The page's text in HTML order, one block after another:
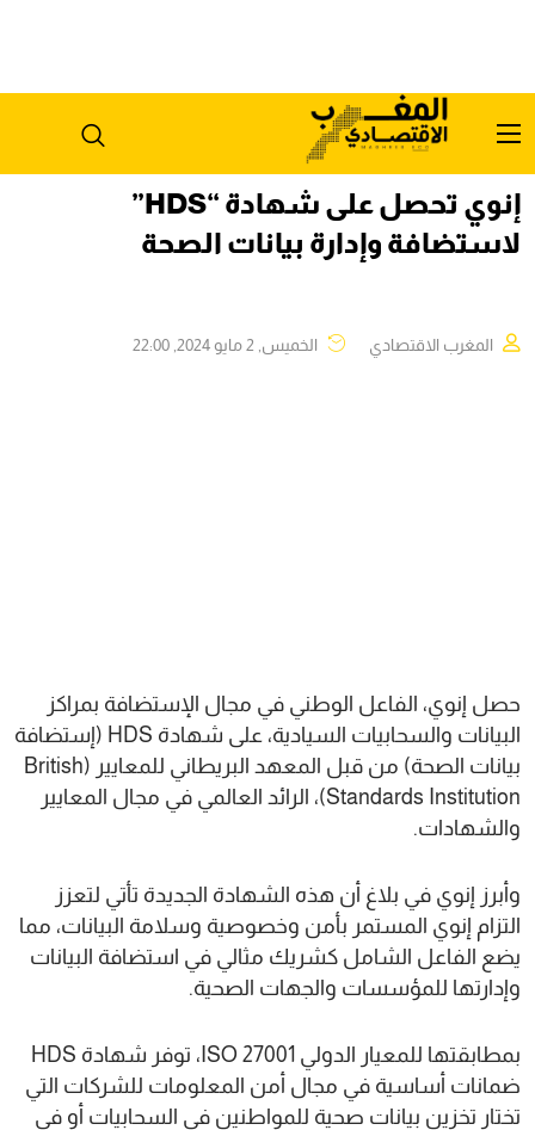
إنوي تحصل على شهادة “HDS”
لاستضافة وإدارة بيانات الصحة
المغرب الاقتصادي الخميس, 2 مايو 2024, 22:00
حصل إنوي، الفاعل الوطني في مجال الإستضافة بمراكز
البيانات والسحابيات السيادية، على شهادة HDS (إستضافة
بيانات الصحة) من قبل المعهد البريطاني للمعايير (British
Standards Institution)، الرائد العالمي في مجال المعايير
والشهادات.
وأبرز إنوي في بلاغ أن هذه الشهادة الجديدة تأتي لتعزز
التزام إنوي المستمر بأمن وخصوصية وسلامة البيانات، مما
يضع الفاعل الشامل كشريك مثالي في استضافة البيانات
وإدارتها للمؤسسات والجهات الصحية.
بمطابقتها للمعيار الدولي ISO 27001، توفر شهادة HDS
ضمانات أساسية في مجال أمن المعلومات للشركات التي
تختار تخزين بيانات صحية للمواطنين في السحابيات أو في